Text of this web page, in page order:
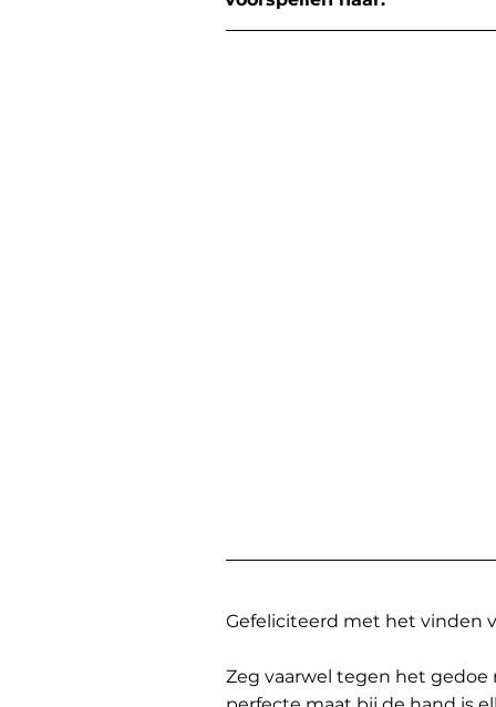
Gefeliciteerd met het vinden
Zeg vaarwel tegen het